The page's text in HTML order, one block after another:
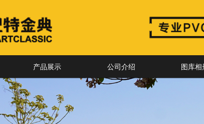
产品展示 公司介绍 图库相